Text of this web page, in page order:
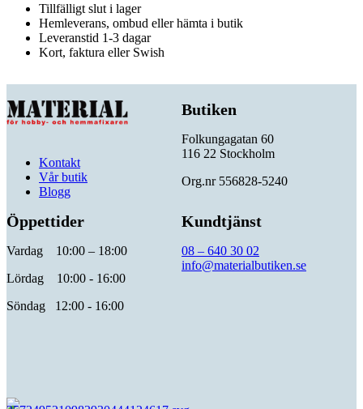
Tillfälligt slut i lager
Hemleverans, ombud eller hämta i butik
Leveranstid 1-3 dagar
Kort, faktura eller Swish
Kontakt
Vår butik
Blogg
Butiken
Folkungagatan 60
116 22 Stockholm
Org.nr 556828-5240
Öppettider
Vardag 10:00 – 18:00
Lördag 10:00 - 16:00
Söndag 12:00 - 16:00
Kundtjänst
08 – 640 30 02
info@materialbutiken.se